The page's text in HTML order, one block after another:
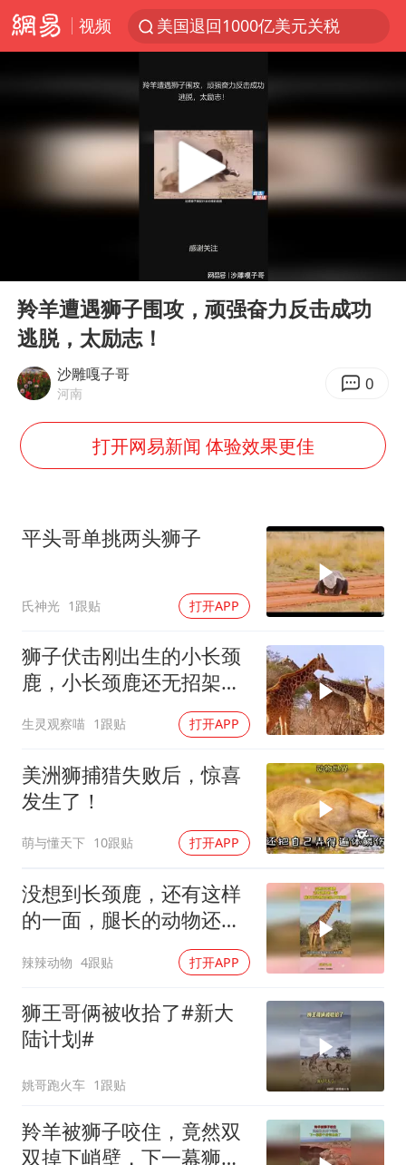
视频
美国退回1000亿美元关税
38岁山东财大教授刘海明逝世
李亚鹏向地铁吐血女孩捐99999元
台风白海豚或在华东沿海登陆
香港殿堂级填词人黎彼得因病离世 终年76岁
41岁女子为鼓励女儿考上985研究生
弹药库存告急 美军补货难
沙特否认与胡塞武装举行会谈
多专业取消艺考 文化工作者要有文化
南太行山失联女孩最后信号不在山林
总书记关心百姓身边这些民生大事
Play
羚羊遭遇狮子围攻，顽强奋力反击成功
逃脱，太励志！
沙雕嘎子哥
河南 0
打开网易新闻 体验效果更佳
平头哥单挑两头狮子
氏神光 1跟贴 打开APP
狮子伏击刚出生的小长颈
鹿，小长颈鹿还无招架之
生灵观察喵 1跟贴 打开APP
美洲狮捕猎失败后，惊喜
发生了！
萌与懂天下 10跟贴 打开APP
没想到长颈鹿，还有这样
的一面，腿长的动物还是
辣辣动物 4跟贴 打开APP
狮王哥俩被收拾了#新大
陆计划#
姚哥跑火车 1跟贴
羚羊被狮子咬住，竟然双
双掉下峭壁，下一幕狮子